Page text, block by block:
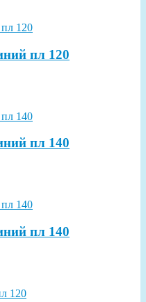
пл 120
пл 140
пл 140